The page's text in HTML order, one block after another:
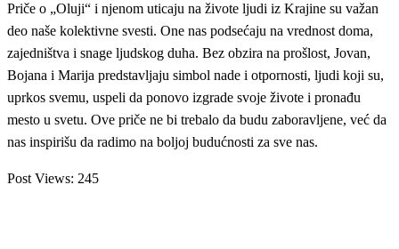
Priče o „Oluji“ i njenom uticaju na živote ljudi iz Krajine su važan
deo naše kolektivne svesti. One nas podsećaju na vrednost doma,
zajedništva i snage ljudskog duha. Bez obzira na prošlost, Jovan,
Bojana i Marija predstavljaju simbol nade i otpornosti, ljudi koji su,
uprkos svemu, uspeli da ponovo izgrade svoje živote i pronađu
mesto u svetu. Ove priče ne bi trebalo da budu zaboravljene, već da
nas inspirišu da radimo na boljoj budućnosti za sve nas.
Post Views: 245